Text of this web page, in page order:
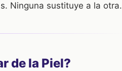
Ninguna sustituye a la otra.
de la Piel?